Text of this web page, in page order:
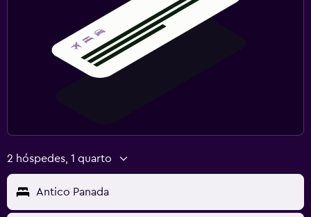
2 hóspedes, 1 quarto
Antico Panada